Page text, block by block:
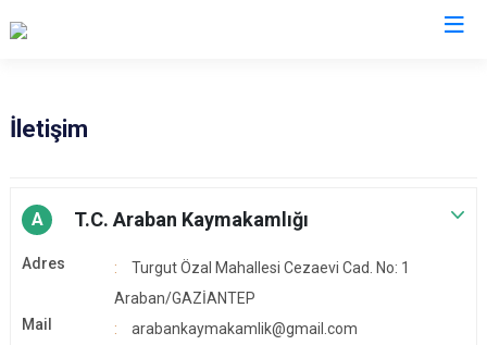
İslahiye
Karkamış
Nizip
İletişim
A T.C. Araban Kaymakamlığı
Adres
Turgut Özal Mahallesi Cezaevi Cad. No: 1
Araban/GAZİANTEP
Mail
arabankaymakamlik@gmail.com